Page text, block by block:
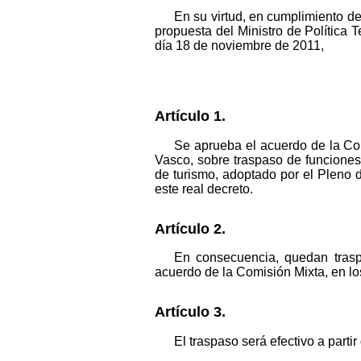
En su virtud, en cumplimiento
propuesta del Ministro de Política
día 18 de noviembre de 2011,
Artículo 1.
Se aprueba el acuerdo de la
Vasco, sobre traspaso de
de turismo, adoptado por el Pleno
este real decreto.
Artículo 2.
En consecuencia, quedan
acuerdo de la Comisión Mixta, en
Artículo 3.
El traspaso será efectivo a